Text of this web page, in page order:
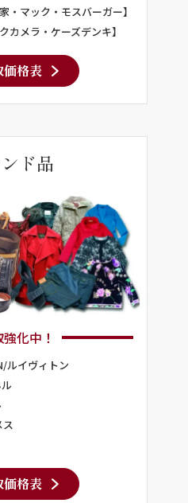
・マック・モスバーガー】
カメラ・ケーズデンキ】
価格表
ド品
強化中！
ルイヴィトン
ス
価格表